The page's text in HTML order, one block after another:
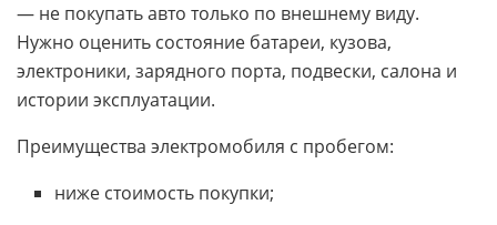
— не покупать авто только по внешнему виду.
Нужно оценить состояние батареи, кузова,
электроники, зарядного порта, подвески, салона и
истории эксплуатации.
Преимущества электромобиля с пробегом:
ниже стоимость покупки;